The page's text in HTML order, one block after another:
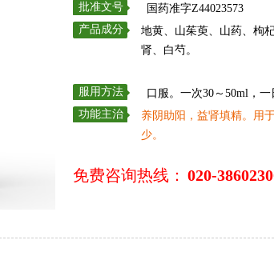
批准文号
国药准字Z44023573
产品成分
地黄、山茱萸、山药、枸
肾、白芍。
服用方法
口服。一次30～50ml，一
功能主治
养阴助阳，益肾填精。用
少。
免费咨询热线： 020-